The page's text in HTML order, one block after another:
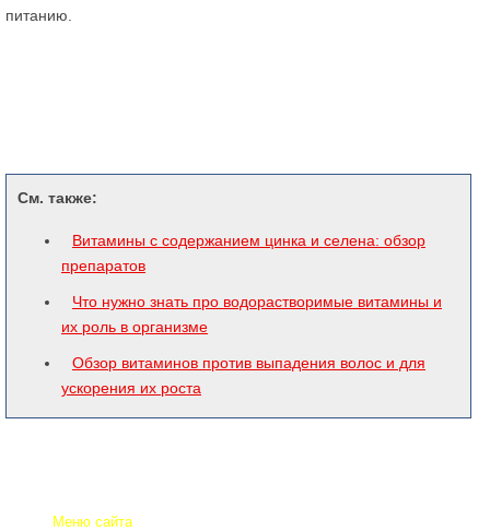
питанию.
См. также:
Витамины с содержанием цинка и селена: обзор
препаратов
Что нужно знать про водорастворимые витамины и
их роль в организме
Обзор витаминов против выпадения волос и для
ускорения их роста
Меню сайта